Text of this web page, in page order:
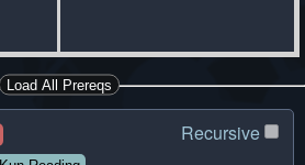
Load All Prereqs
Recursive